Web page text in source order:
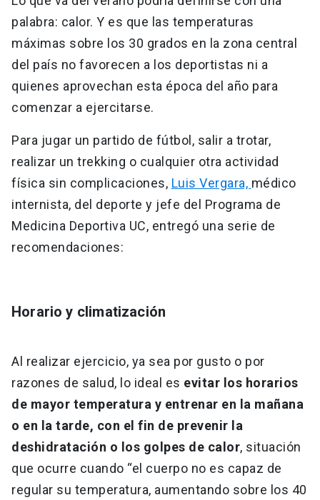
palabra: calor. Y es que las temperaturas
máximas sobre los 30 grados en la zona central
del país no favorecen a los deportistas ni a
quienes aprovechan esta época del año para
comenzar a ejercitarse.
Para jugar un partido de fútbol, salir a trotar,
realizar un trekking o cualquier otra actividad
física sin complicaciones, Luis Vergara, médico
internista, del deporte y jefe del Programa de
Medicina Deportiva UC, entregó una serie de
recomendaciones:
Horario y climatización
Al realizar ejercicio, ya sea por gusto o por
razones de salud, lo ideal es evitar los horarios
de mayor temperatura y entrenar en la mañana
o en la tarde, con el fin de prevenir la
deshidratación o los golpes de calor, situación
que ocurre cuando “el cuerpo no es capaz de
regular su temperatura, aumentando sobre los 40